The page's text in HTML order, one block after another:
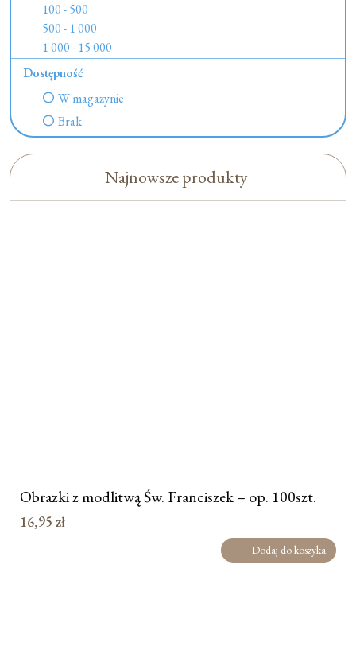
100 - 500
500 - 1 000
1 000 - 15 000
Dostępność
W magazynie
Brak
Najnowsze produkty
Obrazki z modlitwą Św. Franciszek – op. 100szt.
16,95 zł
Dodaj do koszyka